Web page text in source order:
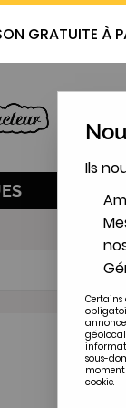
GRATUITE À
Ils
Certains
sous-
moment
cookie.